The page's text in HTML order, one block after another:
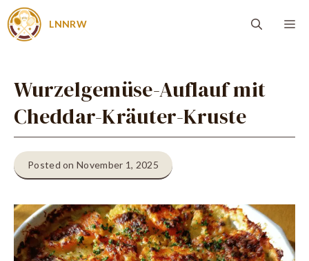
Zum
Inhalt
LNNRW
Wurzelgemüse-Auflauf mit
Cheddar-Kräuter-Kruste
Posted on November 1, 2025